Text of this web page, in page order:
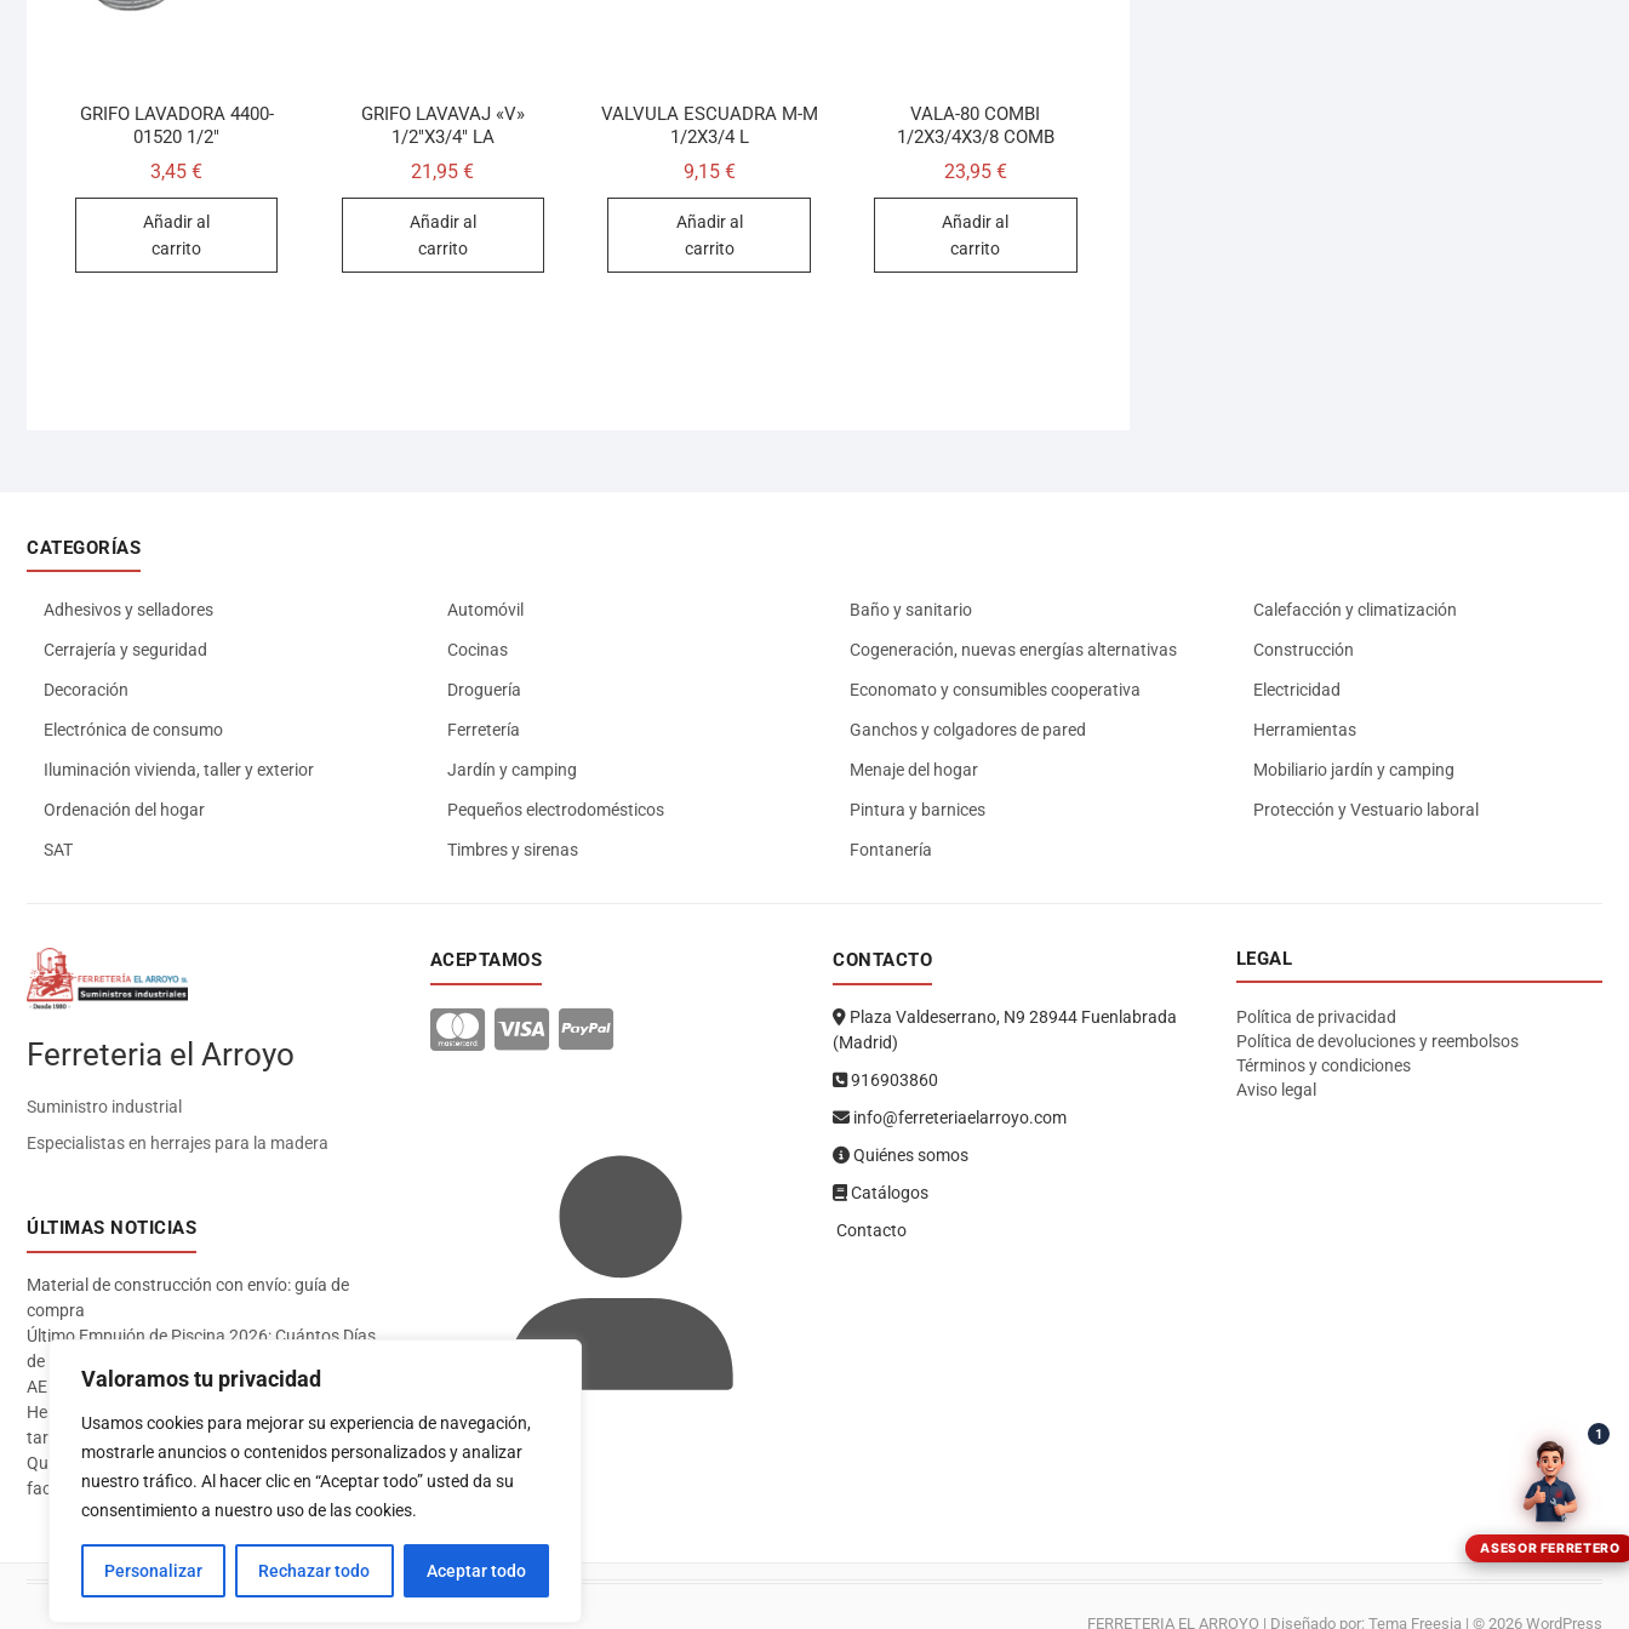
Valoramos tu privacidad
Usamos cookies para mejorar su experiencia de navegación,
mostrarle anuncios o contenidos personalizados y analizar
nuestro tráfico. Al hacer clic en “Aceptar todo” usted da su
consentimiento a nuestro uso de las cookies.
Personalizar Rechazar todo Aceptar todo
GRIFO LAVADORA 4400-
01520 1/2″
3,45€
Añadir al
carrito
GRIFO LAVAVAJ «V»
1/2″X3/4″ LA
21,95€
Añadir al
carrito
VALVULA ESCUADRA M-M
1/2X3/4 L
9,15 €
Añadir al
carrito
VALA-80 COMBI
1/2X3/4X3/8 COMB
23,95 €
Añadir al
carrito
CATEGORÍAS
Adhesivos y selladores Automóvil Baño y sanitario Calefacción y climatización
Cerrajería y seguridad Cocinas Cogeneración, nuevas energías alternativas Construcción
Decoración Droguería Economato y consumibles cooperativa Electricidad
Electrónica de consumo Ferretería Ganchos y colgadores de pared Herramientas
Iluminación vivienda, taller y exterior Jardín y camping Menaje del hogar Mobiliario jardín y camping
Ordenación del hogar Pequeños electrodomésticos Pintura y barnices Protección y Vestuario laboral
SAT Timbres y sirenas Fontanería
Ferreteria el Arroyo
Suministro industrial
Especialistas en herrajes para la madera
ÚLTIMAS NOTICIAS
Material de construcción con envío: guía de
compra
Último Empujón de Piscina 2026: Cuántos Días
de Baño te Quedan en Madrid Sur (Datos
AEMET)
Herramientas imprescindibles para instalar
tarima flotante
Qué pintura usar en exterior: guía completa para
fachadas 2026
ACEPTAMOS
Acceder
CONTACTO
Plaza Valdeserrano, N9 28944 Fuenlabrada
(Madrid)
916903860
info@ferreteriaelarroyo.com
Quiénes somos
Catálogos
Contacto
LEGAL
Política de privacidad
Política de devoluciones y reembolsos
Términos y condiciones
Aviso legal
FERRETERIA EL ARROYO | Diseñado por: Tema Freesia | © 2026 WordPress
ASESOR FERRETERO
1
Asesor El Arroyo
En línea · responde en segundos
WhatsApp